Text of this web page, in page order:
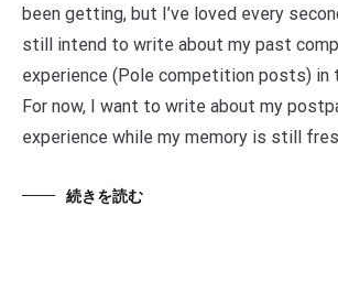
been getting, but I’ve loved every
still intend to write about my past
experience (Pole competition posts) in
For now, I want to write about my
experience while my memory is still
続きを読む